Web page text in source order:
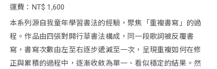
運費：NT$ 1,600
本系列源自我童年學習書法的經驗，聚焦「重複書寫」的過
程。作品由四張對開行草書法構成，同一段歌詞被反覆書
寫，書寫次數由左至右逐步遞減至一次，呈現重複如何在修
正與累積的過程中，逐漸收斂為單一、看似穩定的結果。然